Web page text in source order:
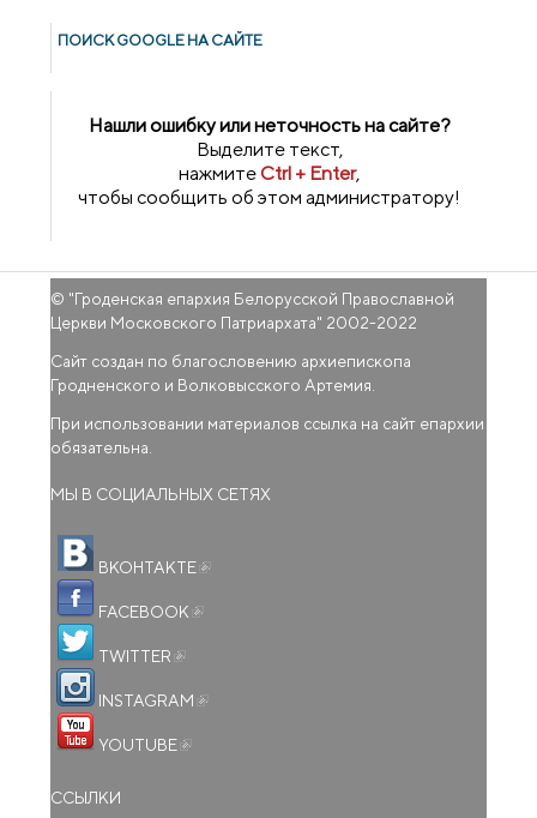
ПОИСК GOОGLE НА САЙТЕ
Нашли ошибку или неточность на сайте?
Выделите текст,
нажмитеCtrl + Enter,
чтобы сообщить об этом администратору!
© "Гроденская епархия Белорусской Православной
Церкви Московского Патриархата" 2002-2022
Сайт создан по благословению архиепископа
Гродненского и Волковысского Артемия.
При использовании материалов ссылка на сайт епархии
обязательна.
МЫ В СОЦИАЛЬНЫХ СЕТЯХ
ВКОНТАКТЕ
FACEBOOK
TWITTER
INSTAGRAM
YOUTUBE
ССЫЛКИ